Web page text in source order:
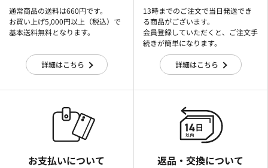
通常商品の送料は660円です。
お買い上げ5,000円以上（税込）で
基本送料無料となります。
詳細はこちら
13時までのご注文で当日発送でき
る商品がございます。
会員登録していただくと、ご注文手
続きが簡単になります。
詳細はこちら
お支払いについて 返品・交換について